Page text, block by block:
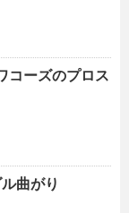
コーズのプロス
曲がり